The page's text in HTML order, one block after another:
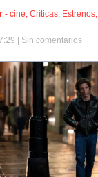
- cine, Críticas, Estrenos,
| Sin comentarios